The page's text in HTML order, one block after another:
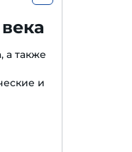
а также
и